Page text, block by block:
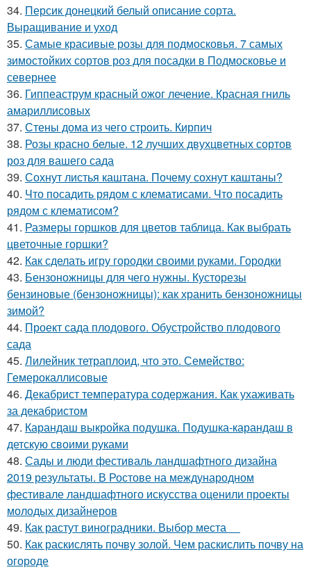
34. Персик донецкий белый описание сорта.
Выращивание и уход
35. Самые красивые розы для подмосковья. 7 самых
зимостойких сортов роз для посадки в Подмосковье и
севернее
36. Гиппеаструм красный ожог лечение. Красная гниль
амариллисовых
37. Стены дома из чего строить. Кирпич
38. Розы красно белые. 12 лучших двухцветных сортов
роз для вашего сада
39. Сохнут листья каштана. Почему сохнут каштаны?
40. Что посадить рядом с клематисами. Что посадить
рядом с клематисом?
41. Размеры горшков для цветов таблица. Как выбрать
цветочные горшки?
42. Как сделать игру городки своими руками. Городки
43. Бензоножницы для чего нужны. Кусторезы
бензиновые (бензоножницы): как хранить бензоножницы
зимой?
44. Проект сада плодового. Обустройство плодового
сада
45. Лилейник тетраплоид, что это. Семейство:
Гемерокаллисовые
46. Декабрист температура содержания. Как ухаживать
за декабристом
47. Карандаш выкройка подушка. Подушка-карандаш в
детскую своими руками
48. Сады и люди фестиваль ландшафтного дизайна
2019 результаты. В Ростове на международном
фестивале ландшафтного искусства оценили проекты
молодых дизайнеров
49. Как растут виноградники. Выбор места
50. Как раскислять почву золой. Чем раскислить почву на
огороде